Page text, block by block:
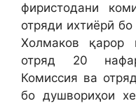
фиристодани
отряди ихтиёрӣ
Холмаков қарор
отряд 20
Комиссия ва
бо душвориҳои